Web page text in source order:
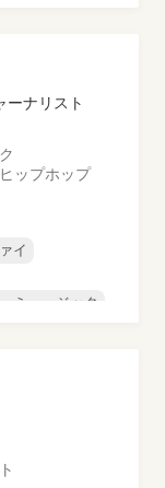
ーナリスト
ップホップ
イ
ミュージック